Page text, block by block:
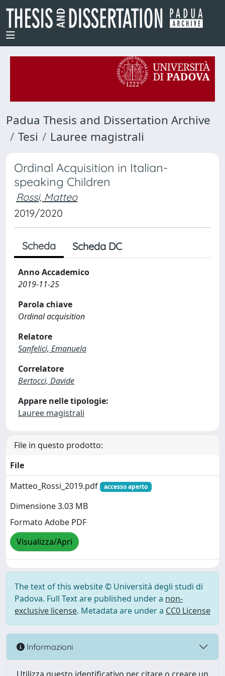
Padua Thesis and Dissertation Archive
Tesi
Lauree magistrali
Ordinal Acquisition in Italian-
speaking Children
Rossi, Matteo
2019/2020
Scheda Scheda DC
Anno Accademico
2019-11-25
Parola chiave
Ordinal acquisition
Relatore
Sanfelici, Emanuela
Correlatore
Bertocci, Davide
Appare nelle tipologie:
Lauree magistrali
File in questo prodotto:
File
Matteo_Rossi_2019.pdf
accesso aperto
Dimensione 3.03 MB
Formato Adobe PDF
Visualizza/Apri
The text of this website © Università degli studi di
Padova. Full Text are published under a non-
exclusive license. Metadata are under a CC0 License
Informazioni